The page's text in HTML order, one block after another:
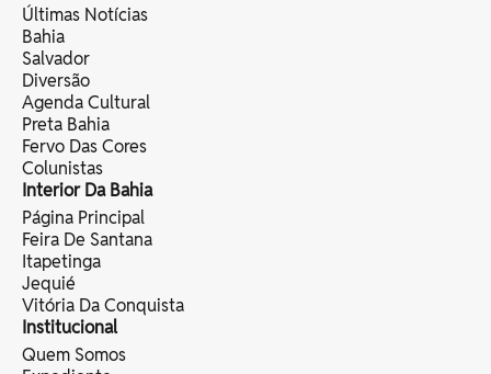
Últimas Notícias
Bahia
Salvador
Diversão
Agenda Cultural
Preta Bahia
Fervo Das Cores
Colunistas
Interior Da Bahia
Página Principal
Feira De Santana
Itapetinga
Jequié
Vitória Da Conquista
Institucional
Quem Somos